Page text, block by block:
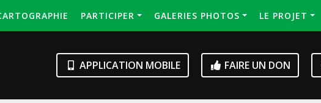
PARTICIPER GALERIES PHOTOS LE PROJET
APPLICATION MOBILE FAIRE UN DON